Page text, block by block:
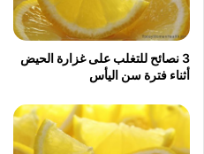
3 نصائح للتغلب على غزارة الحيض
أثناء فترة سن اليأس